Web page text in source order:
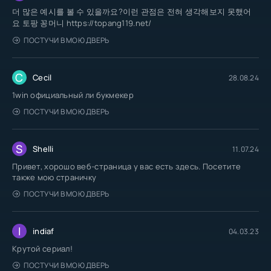
더 많은 예시를 볼 수 있을까요?이런 관점은 전혀 생각해보지 못했어
요 토팡 꽁머니 https://topang119.net/
ПОСТУЧИ В МОЮ ДВЕРЬ
C Cecil 28.08.24
1win официальный ли букмекер
ПОСТУЧИ В МОЮ ДВЕРЬ
S Shelli 11.07.24
Привет, хорошо веб-страница у вас есть здесь. Посетите
также мою страничку
ПОСТУЧИ В МОЮ ДВЕРЬ
I indiaf 04.03.23
Крутой сериал!
ПОСТУЧИ В МОЮ ДВЕРЬ